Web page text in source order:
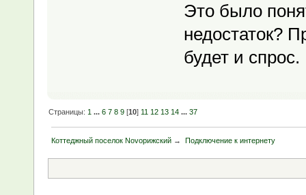
Это было
недостаток?
будет и
Страницы: 1 ...6 7 8 9 [10] 11 12 13 14 ...37
Коттеджный поселок Novoрижский → Подключение к интернету